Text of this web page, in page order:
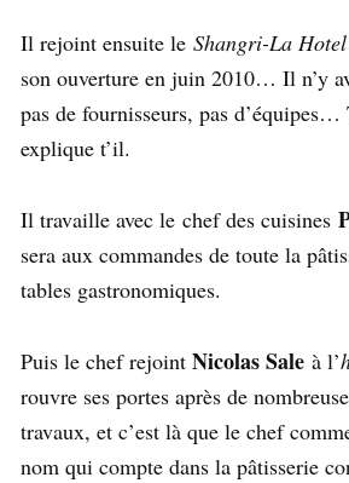
Il rejoint ensuite le Shangri-La
son ouverture en juin 2010… Il n’y
pas de fournisseurs, pas d’équipes…
explique t’il.
Il travaille avec le chef des cuisines
sera aux commandes de toute la
tables gastronomiques.
Puis le chef rejoint Nicolas Sale à l’
rouvre ses portes après de
travaux, et c’est là que le chef
nom qui compte dans la pâtisserie